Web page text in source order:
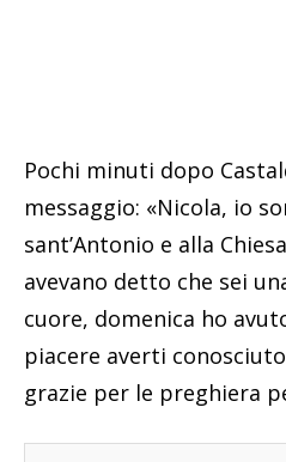
Pochi minuti dopo
messaggio: «Nicola, io
sant’Antonio e alla
avevano detto che sei
cuore, domenica ho
piacere averti
grazie per le preghiera